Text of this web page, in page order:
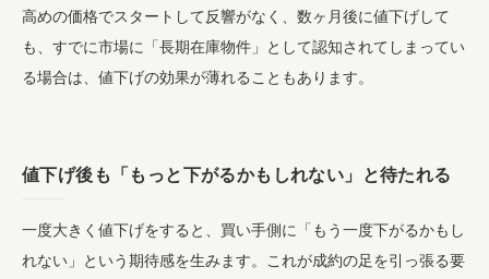
高めの価格でスタートして反響がなく、数ヶ月後に値下げして
も、すでに市場に「長期在庫物件」として認知されてしまってい
る場合は、値下げの効果が薄れることもあります。
値下げ後も「もっと下がるかもしれない」と待たれる
一度大きく値下げをすると、買い手側に「もう一度下がるかもし
れない」という期待感を生みます。これが成約の足を引っ張る要